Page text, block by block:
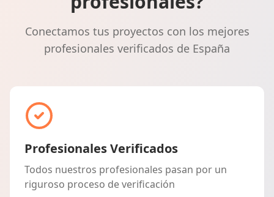
Conectamos tus proyectos con los mejores
profesionales verificados de España
Profesionales Verificados
Todos nuestros profesionales pasan por un
riguroso proceso de verificación